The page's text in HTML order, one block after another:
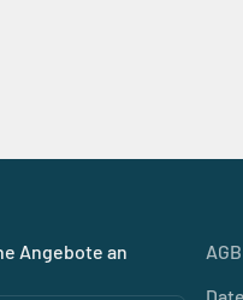
Angebote an
AGB